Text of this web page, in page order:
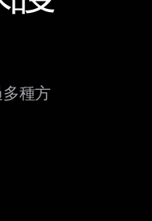
種方